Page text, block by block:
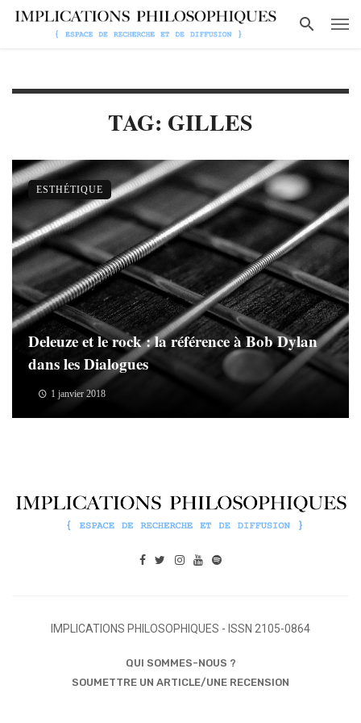
TAG: GILLES
Deleuze et le rock : la référence à Bob Dylan
dans les Dialogues
1 janvier 2018
ESTHÉTIQUE
IMPLICATIONS PHILOSOPHIQUES - ISSN 2105-0864
QUI SOMMES-NOUS ?
SOUMETTRE UN ARTICLE/UNE RECENSION